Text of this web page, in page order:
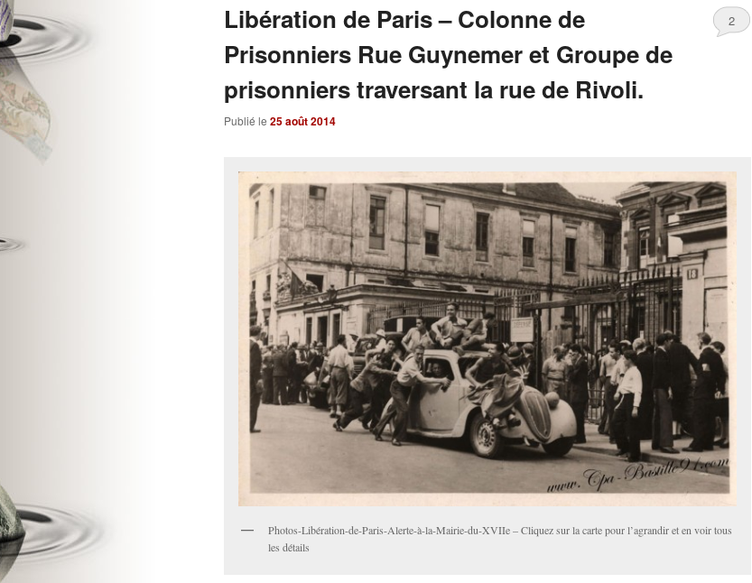
Libération de Paris – Colonne de
Prisonniers Rue Guynemer et Groupe de
prisonniers traversant la rue de Rivoli.
Publié le 25 août 2014
2
Photos-Libération-de-Paris-Alerte-à-la-Mairie-du-XVIIe – Cliquez sur la carte pour l’agrandir et en voir tous
les détails